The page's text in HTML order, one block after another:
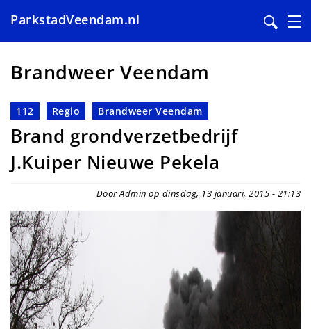
en
naar
de
inhoud
gaan
ParkstadVeendam.nl
Brandweer Veendam
112 Regio Brandweer Veendam
Brand grondverzetbedrijf
J.Kuiper Nieuwe Pekela
Door Admin op dinsdag, 13 januari, 2015 - 21:13